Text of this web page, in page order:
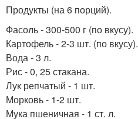
Продукты (на 6 порций).
Фасоль - 300-500 г (по вкусу).
Картофель - 2-3 шт. (по вкусу).
Вода - 3 л.
Рис - 0, 25 стакана.
Лук репчатый - 1 шт.
Морковь - 1-2 шт.
Мука пшеничная - 1 ст. л.